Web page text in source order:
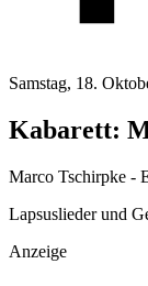
Samstag, 18.
Kabarett:
Marco Tschirpke -
Lapsuslieder und
Anzeige